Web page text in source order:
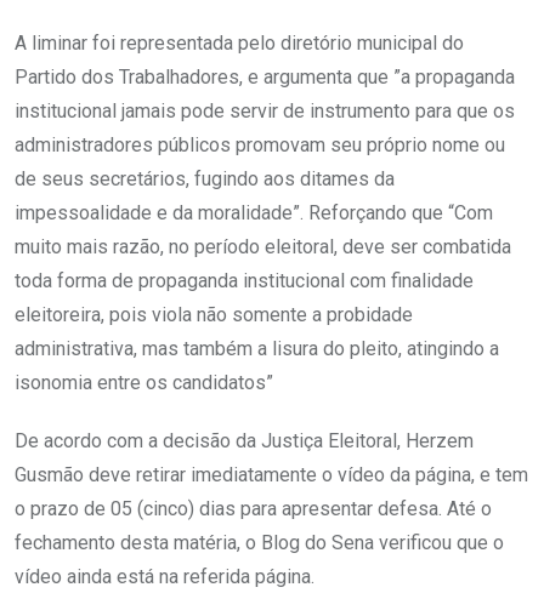
A liminar foi representada pelo diretório municipal do
Partido dos Trabalhadores, e argumenta que ”a propaganda
institucional jamais pode servir de instrumento para que os
administradores públicos promovam seu próprio nome ou
de seus secretários, fugindo aos ditames da
impessoalidade e da moralidade”. Reforçando que “Com
muito mais razão, no período eleitoral, deve ser combatida
toda forma de propaganda institucional com finalidade
eleitoreira, pois viola não somente a probidade
administrativa, mas também a lisura do pleito, atingindo a
isonomia entre os candidatos”
De acordo com a decisão da Justiça Eleitoral, Herzem
Gusmão deve retirar imediatamente o vídeo da página, e tem
o prazo de 05 (cinco) dias para apresentar defesa. Até o
fechamento desta matéria, o Blog do Sena verificou que o
vídeo ainda está na referida página.